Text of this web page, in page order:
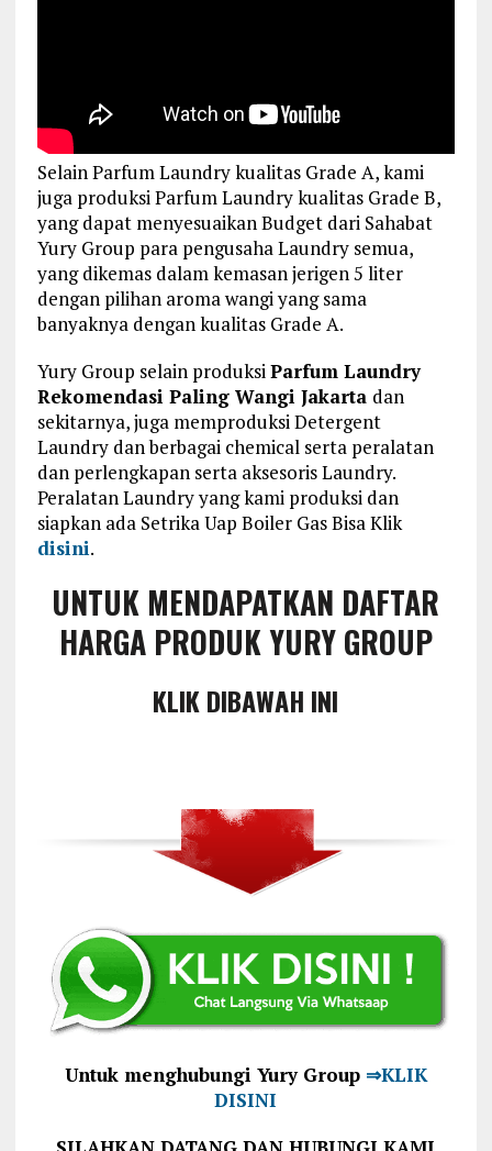
Selain Parfum Laundry kualitas Grade A, kami
juga produksi Parfum Laundry kualitas Grade B,
yang dapat menyesuaikan Budget dari Sahabat
Yury Group para pengusaha Laundry semua,
yang dikemas dalam kemasan jerigen 5 liter
dengan pilihan aroma wangi yang sama
banyaknya dengan kualitas Grade A.
Yury Group selain produksiParfum Laundry
Rekomendasi Paling Wangi Jakarta dan
sekitarnya, juga memproduksi Detergent
Laundry dan berbagai chemical serta peralatan
dan perlengkapan serta aksesoris Laundry.
Peralatan Laundry yang kami produksi dan
siapkan ada Setrika Uap Boiler Gas Bisa Klik
disini.
UNTUK MENDAPATKAN DAFTAR
HARGA PRODUK YURY GROUP
KLIK DIBAWAH INI
Untuk menghubungi Yury Group⇒KLIK
DISINI